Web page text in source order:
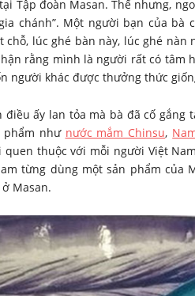
Tập đoàn Masan. Thế nhưng,
chánh”. Một người bạn của bà
lúc ghé bàn này, lúc ghé nàn
rằng mình là người rất có tâm
người khác được thưởng thức
ấy lan tỏa mà bà đã cố gắng
phẩm như nước mắm Chinsu,
thuộc với mỗi người Việt
từng dùng một sản phẩm của
Masan.